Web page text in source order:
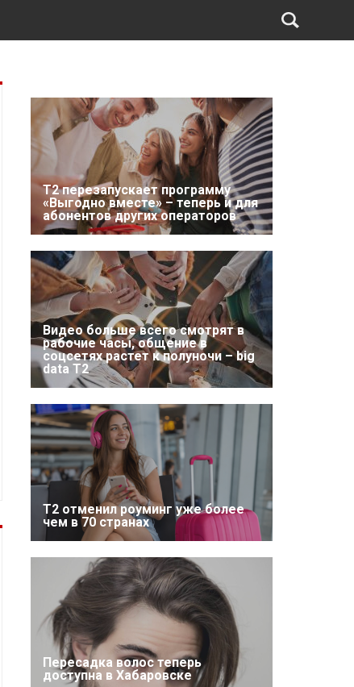
Т2 перезапускает программу
«Выгодно вместе» – теперь и для
абонентов других операторов
Видео больше всего смотрят в
рабочие часы, общение в
соцсетях растет к полуночи – big
data T2
Т2 отменил роуминг уже более
чем в 70 странах
Пересадка волос теперь
доступна в Хабаровске